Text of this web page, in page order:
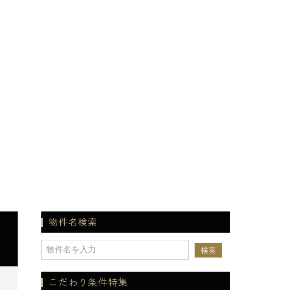
物件名検索
こだわり条件特集